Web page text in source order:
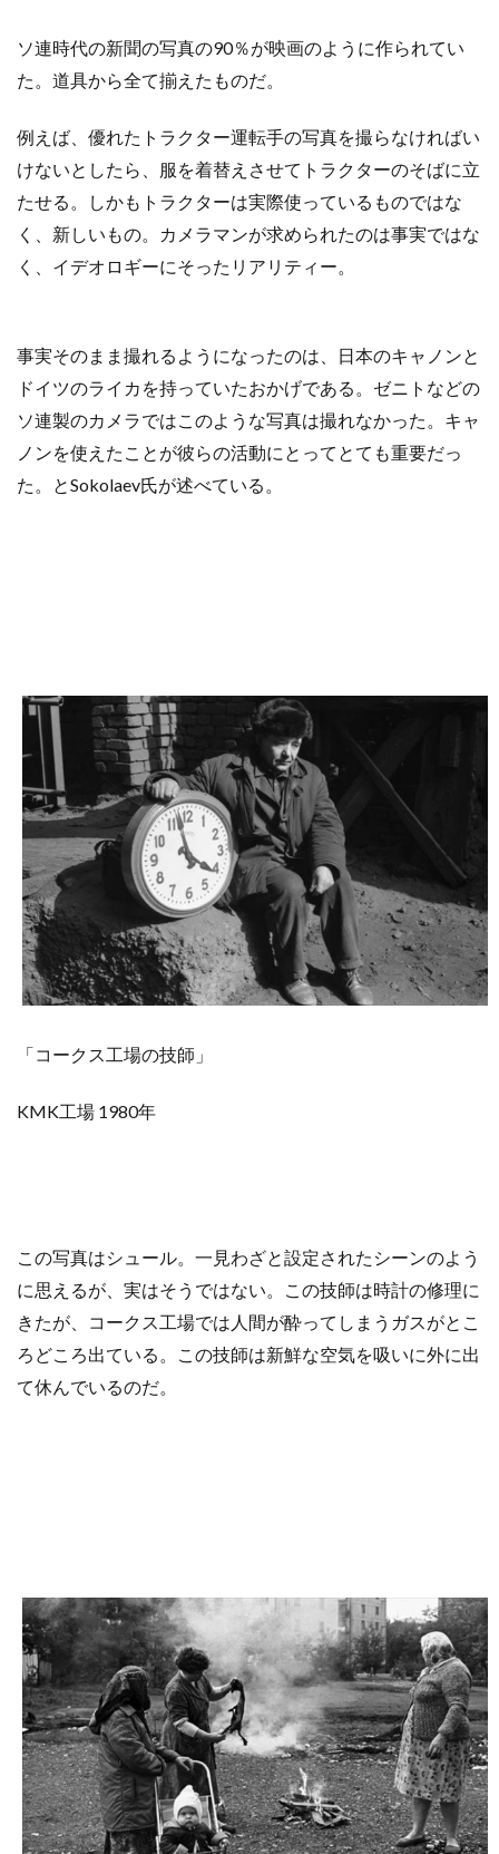
ソ連時代の新聞の写真の90％が映画のように作られてい
た。道具から全て揃えたものだ。
例えば、優れたトラクター運転手の写真を撮らなければい
けないとしたら、服を着替えさせてトラクターのそばに立
たせる。しかもトラクターは実際使っているものではな
く、新しいもの。カメラマンが求められたのは事実ではな
く、イデオロギーにそったリアリティー。
事実そのまま撮れるようになったのは、日本のキャノンと
ドイツのライカを持っていたおかげである。ゼニトなどの
ソ連製のカメラではこのような写真は撮れなかった。キャ
ノンを使えたことが彼らの活動にとってとても重要だっ
た。とSokolaev氏が述べている。
「コークス工場の技師」
KMK工場 1980年
この写真はシュール。一見わざと設定されたシーンのよう
に思えるが、実はそうではない。この技師は時計の修理に
きたが、コークス工場では人間が酔ってしまうガスがとこ
ろどころ出ている。この技師は新鮮な空気を吸いに外に出
て休んでいるのだ。